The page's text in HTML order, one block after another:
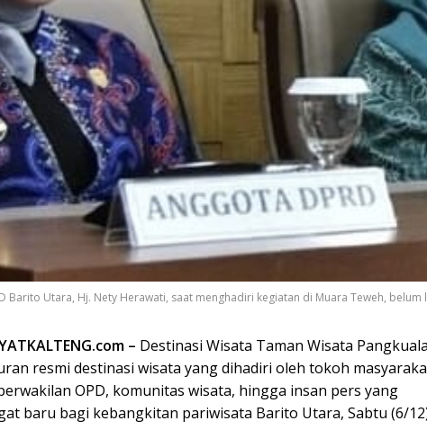
Barito Utara, Hj. Nety Herawati, saat menghadiri kegiatan di Muara Teweh, belum
– Destinasi Wisata Taman Wisata
resmi destinasi wisata yang dihadiri oleh tokoh
OPD, komunitas wisata, hingga insan pers yang
baru bagi kebangkitan pariwisata Barito Utara, Sabtu (6/